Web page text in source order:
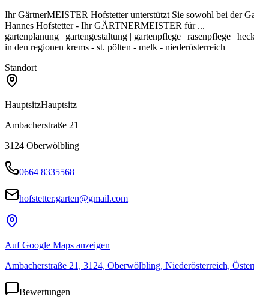
Ihr GärtnerMEISTER Hofstetter unterstützt Sie sowohl bei der
Hannes Hofstetter - Ihr GÄRTNERMEISTER für ...
gartenplanung | gartengestaltung | gartenpflege | rasenpflege |
in den regionen krems - st. pölten - melk - niederösterreich
Standort
HauptsitzHauptsitz
Ambacherstraße 21
3124 Oberwölbling
0664 8335568
hofstetter.garten@gmail.com
Auf Google Maps anzeigen
Ambacherstraße 21, 3124, Oberwölbling, Niederösterreich,
Bewertungen